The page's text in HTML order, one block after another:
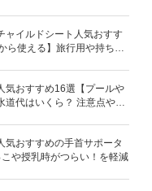
ャイルドシート人気おすす
ら使える】旅行用や持ち運
気おすすめ16選【プールや
道代はいくら？ 注意点やデ
気おすすめの手首サポータ
や授乳時がつらい！を軽減